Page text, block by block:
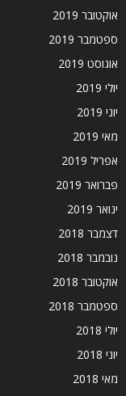
אוקטובר 2019
ספטמבר 2019
אוגוסט 2019
יולי 2019
יוני 2019
מאי 2019
אפריל 2019
פברואר 2019
ינואר 2019
דצמבר 2018
נובמבר 2018
אוקטובר 2018
ספטמבר 2018
יולי 2018
יוני 2018
מאי 2018